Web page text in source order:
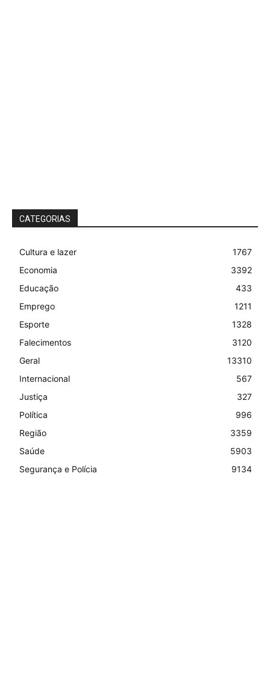
CATEGORIAS
Cultura e lazer
1767
Economia
3392
Educação
433
Emprego
1211
Esporte
1328
Falecimentos
3120
Geral
13310
Internacional
567
Justiça
327
Política
996
Região
3359
Saúde
5903
Segurança e Polícia
9134